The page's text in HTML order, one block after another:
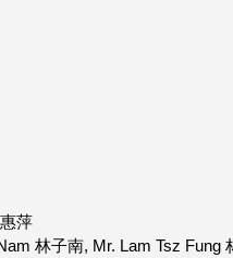
萍
林子南, Mr. Lam Tsz Fung